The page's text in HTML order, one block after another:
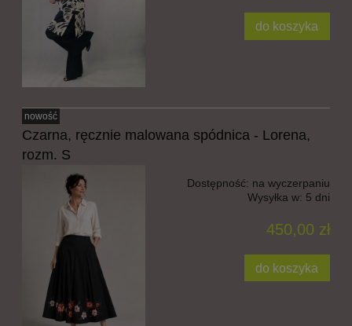
do koszyka
Czarna, ręcznie malowana spódnica - Lorena,
rozm. S
Dostępność: na wyczerpaniu
Wysyłka w: 5 dni
450,00 zł
do koszyka
nowość